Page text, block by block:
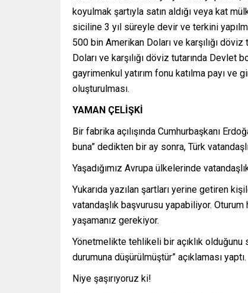
koyulmak şartıyla satın aldığı veya kat
siciline 3 yıl süreyle devir ve terkini
500 bin Amerikan Doları ve karşılığı
Doları ve karşılığı döviz tutarında Devlet
gayrimenkul yatırım fonu katılma payı ve
oluşturulması.
YAMAN ÇELİŞKİ
Bir fabrika açılışında Cumhurbaşkanı
buna” dedikten bir ay sonra, Türk
Yaşadığımız Avrupa ülkelerinde
Yukarıda yazılan şartları yerine getiren
vatandaşlık başvurusu yapabiliyor.
yaşamanız gerekiyor.
Yönetmelikte tehlikeli bir açıklık
durumuna düşürülmüştür” açıklaması yaptı.
Niye şaşırıyoruz ki!